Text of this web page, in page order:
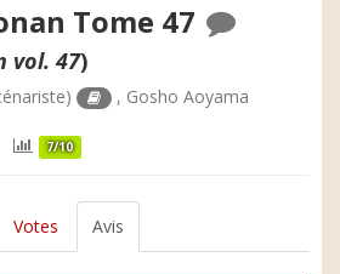
Tome 47
vol. 47)
, Gosho Aoyama
7/10
Votes Avis